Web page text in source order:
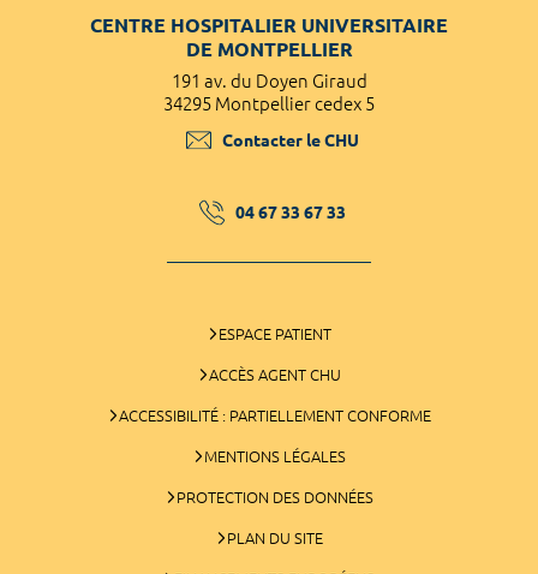
CENTRE HOSPITALIER UNIVERSITAIRE
DE MONTPELLIER
191 av. du Doyen Giraud
34295 Montpellier cedex 5
Contacter le CHU
04 67 33 67 33
ESPACE PATIENT
ACCÈS AGENT CHU
ACCESSIBILITÉ : PARTIELLEMENT CONFORME
MENTIONS LÉGALES
PROTECTION DES DONNÉES
PLAN DU SITE